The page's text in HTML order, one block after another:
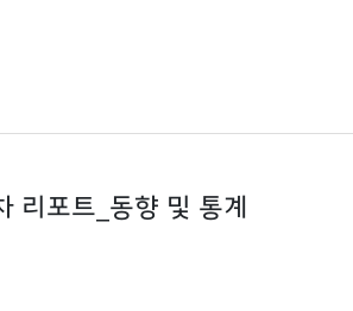
리포트_동향 및 통계